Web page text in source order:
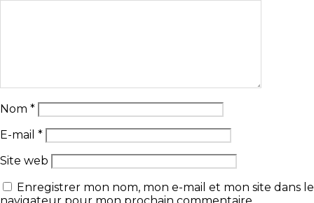
Nom *
E-mail *
Site web
Enregistrer mon nom, mon e-mail et mon site dans le
navigateur pour mon prochain commentaire.